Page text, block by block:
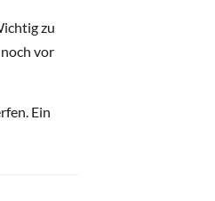
zu
vor
Ein